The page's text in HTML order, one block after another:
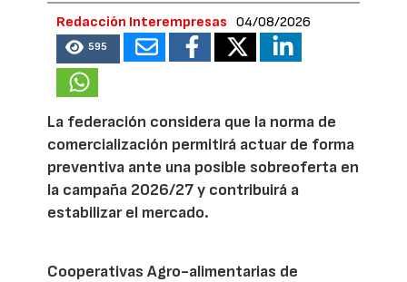
Redacción Interempresas 04/08/2026
595
La federación considera que la norma de
comercialización permitirá actuar de forma
preventiva ante una posible sobreoferta en
la campaña 2026/27 y contribuirá a
estabilizar el mercado.
Cooperativas Agro-alimentarias de